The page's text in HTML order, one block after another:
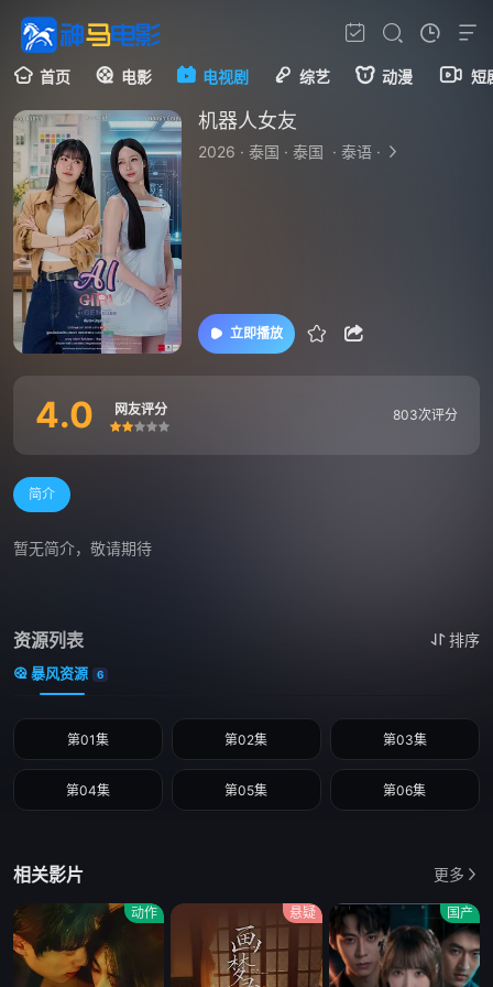
首页 电影 电视剧 综艺 动漫 短
机器人女友
2026 · 泰国 · 泰国 · 泰语 ·
立即播放
4.0 网友评分
很差较差还行
推荐
力荐
803次评分
简介
暂无简介，敬请期待
资源列表 排序
暴风资源 6
第01集 第02集 第03集
第04集 第05集 第06集
相关影片 更多
动作 悬疑 国产